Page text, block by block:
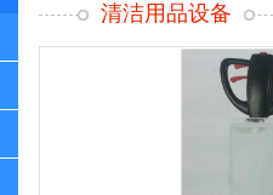
清洁用品设备